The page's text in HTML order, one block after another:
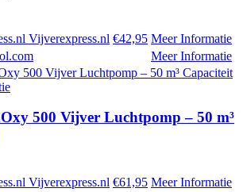
Vijverexpress.nl €42,95 Meer Informatie
Meer Informatie
500 Vijver Luchtpomp – 50 m³
Vijverexpress.nl €61,95 Meer Informatie